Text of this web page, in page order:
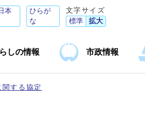
本
ひらが
な
文字サイズ
標準
拡大
しの情報 市政情報
関する協定